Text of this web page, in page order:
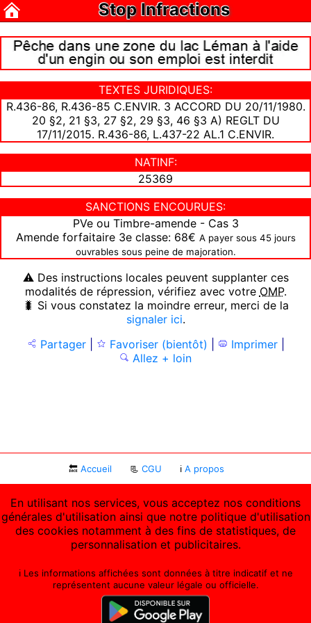
Stop Infractions
TEXTES JURIDIQUES:
R.436-86, R.436-85 C.ENVIR. 3 ACCORD DU 20/11/1980.
20 §2, 21 §3, 27 §2, 29 §3, 46 §3 A) REGLT DU
17/11/2015. R.436-86, L.437-22 AL.1 C.ENVIR.
NATINF:
25369
SANCTIONS ENCOURUES:
PVe ou Timbre-amende - Cas 3
Amende forfaitaire 3e classe: 68€ A payer sous 45 jours
ouvrables sous peine de majoration.
⚠ Des instructions locales peuvent supplanter ces
modalités de répression, vérifiez avec votre OMP.
🐛 Si vous constatez la moindre erreur, merci de la
signaler ici.
Partager| Favoriser (bientôt) Imprimer|
Allez + loin
🔙 Accueil 📃 CGU ℹ A propos
En utilisant nos services, vous acceptez nos conditions
générales d'utilisation ainsi que notre politique d'utilisation
des cookies notamment à des fins de statistiques, de
personnalisation et publicitaires.
ℹ️ Les informations affichées sont données à titre indicatif et ne
représentent aucune valeur légale ou officielle.